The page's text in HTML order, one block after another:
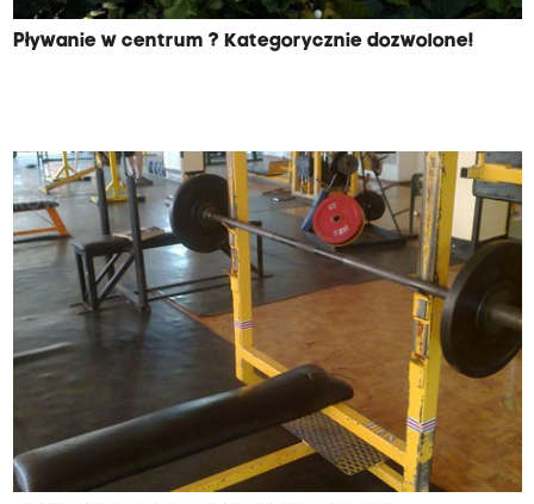
Pływanie w centrum ? Kategorycznie dozwolone!